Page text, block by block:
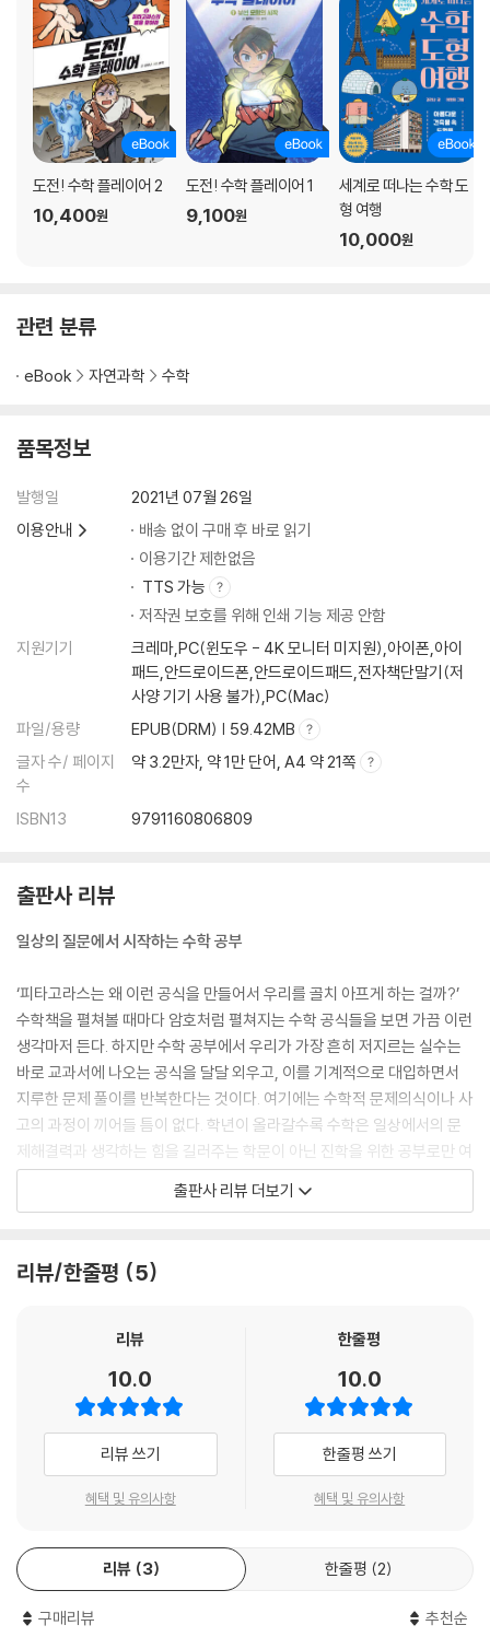
까? | 노아의 방주를 실제로 만들 수 있을까? | 이집트 사람들의 큐빗 사용
| 영국의 야드법 | 세계 공통의 기준, 미터법의 탄생 | 미터와 센티미터 | 킬
로그램을 약속하는 원기
6. 삼각비와 정수론: 삼각비가 필요했던 이유는 무엇일까?
프랑스 혁명과 나폴레옹의 등장 | 삼각비로 쏘아 올린 대포 | 삼각비 표의
응용 | 삼각형의 닮음을 활용한 나폴레옹 | 나폴레옹이 존경한 수학자, 가
우스 | 나는 말을 하기 전에 이미 계산할 수 있었다 | 가우스와 정수론 | 소
도전! 수학 플레이어 2
10,400원
도전! 수학 플레이어 1
9,100원
세계로 떠나는 수학 도
형 여행
10,000원
관련 분류
eBook 자연과학 수학
품목정보
발행일
2021년 07월 26일
이용안내
배송 없이 구매 후 바로 읽기
이용기간 제한없음
TTS 가능
저작권 보호를 위해 인쇄 기능 제공 안함
지원기기
크레마,PC(윈도우 - 4K 모니터 미지원),아이폰,아이
패드,안드로이드폰,안드로이드패드,전자책단말기(저
사양 기기 사용 불가),PC(Mac)
파일/용량
EPUB(DRM) | 59.42MB
글자 수/ 페이지
수
약 3.2만자, 약 1만 단어, A4 약 21쪽
ISBN13 9791160806809
출판사 리뷰
일상의 질문에서 시작하는 수학 공부
‘피타고라스는 왜 이런 공식을 만들어서 우리를 골치 아프게 하는 걸까?’
수학책을 펼쳐볼 때마다 암호처럼 펼쳐지는 수학 공식들을 보면 가끔 이런
생각마저 든다. 하지만 수학 공부에서 우리가 가장 흔히 저지르는 실수는
바로 교과서에 나오는 공식을 달달 외우고, 이를 기계적으로 대입하면서
지루한 문제 풀이를 반복한다는 것이다. 여기에는 수학적 문제의식이나 사
고의 과정이 끼어들 틈이 없다. 학년이 올라갈수록 수학은 일상에서의 문
제해결력과 생각하는 힘을 길러주는 학문이 아닌 진학을 위한 공부로만 여
겨진다.
처음에는 ‘셈을 간단하게 하려면 수를 어떻게 표현하는 게 좋을까?’, ‘육지
계산하려면 어떻게 해야 할까?’, ‘이자를 간단하게 계산하는 방법은 없을
이 일상에서 끌어올린 질문이 무엇인지, 그 질문을 논리적으로 해결해가는
과정은 어떠한지를 보여줌으로써 자연스럽게 수학적 사고를 키울 수 있게
도와주는 것이 이 책의 매력이다.
수학사를 통해 익히는 수학의 논리
이 책은 역사 속 수학의 발달 과정을 통해 수학 개념과 원리를 기초부터 차
근차근 이해하도록 돕는다. 수학 이론이 어디서, 누구에 의해, 어떻게 만들
어져 발전하고 정립되었는가를 살펴보는 수학사는 재미있는 한편의 이야
기와 같아서, 이를 차근차근 읽다 보면 어려운 수학 논리를 자연스럽게 이
출판사 리뷰 더보기
리뷰/한줄평 5
리뷰
10.0
리뷰 쓰기
혜택 및 유의사항
한줄평
10.0
한줄평 쓰기
혜택 및 유의사항
리뷰 3 한줄평 2
구매리뷰 추천순